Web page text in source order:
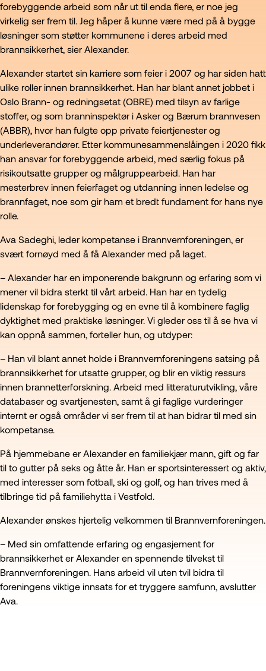
forebyggende arbeid som når ut til enda flere, er noe jeg
virkelig ser frem til. Jeg håper å kunne være med på å bygge
løsninger som støtter kommunene i deres arbeid med
brannsikkerhet, sier Alexander.
Alexander startet sin karriere som feier i 2007 og har siden hatt
ulike roller innen brannsikkerhet. Han har blant annet jobbet i
Oslo Brann- og redningsetat (OBRE) med tilsyn av farlige
stoffer, og som branninspektør i Asker og Bærum brannvesen
(ABBR), hvor han fulgte opp private feiertjenester og
underleverandører. Etter kommunesammenslåingen i 2020 fikk
han ansvar for forebyggende arbeid, med særlig fokus på
risikoutsatte grupper og målgruppearbeid. Han har
mesterbrev innen feierfaget og utdanning innen ledelse og
brannfaget, noe som gir ham et bredt fundament for hans nye
rolle.
Ava Sadeghi, leder kompetanse i Brannvernforeningen, er
svært fornøyd med å få Alexander med på laget.
– Alexander har en imponerende bakgrunn og erfaring som vi
mener vil bidra sterkt til vårt arbeid. Han har en tydelig
lidenskap for forebygging og en evne til å kombinere faglig
dyktighet med praktiske løsninger. Vi gleder oss til å se hva vi
kan oppnå sammen, forteller hun, og utdyper:
– Han vil blant annet holde i Brannvernforeningens satsing på
brannsikkerhet for utsatte grupper, og blir en viktig ressurs
innen brannetterforskning. Arbeid med litteraturutvikling, våre
databaser og svartjenesten, samt å gi faglige vurderinger
internt er også områder vi ser frem til at han bidrar til med sin
kompetanse.
På hjemmebane er Alexander en familiekjær mann, gift og far
til to gutter på seks og åtte år. Han er sportsinteressert og aktiv,
med interesser som fotball, ski og golf, og han trives med å
tilbringe tid på familiehytta i Vestfold.
Alexander ønskes hjertelig velkommen til Brannvernforeningen.
– Med sin omfattende erfaring og engasjement for
brannsikkerhet er Alexander en spennende tilvekst til
Brannvernforeningen. Hans arbeid vil uten tvil bidra til
foreningens viktige innsats for et tryggere samfunn, avslutter
Ava.